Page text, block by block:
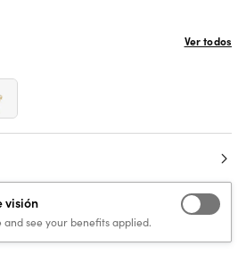
Ver todos
visión
see your benefits applied.